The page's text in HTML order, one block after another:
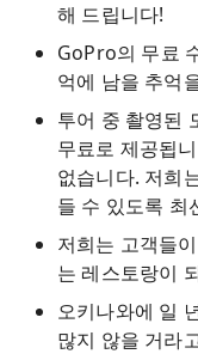
해 드립니다!
GoPro의 무료
억에 남을 추억
투어 중 촬영된
무료로 제공됩
없습니다. 저희
들 수 있도록 최
저희는 고객들
는 레스토랑이
오키나와에 일
많지 않을 거라